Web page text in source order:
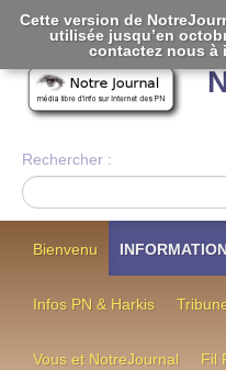
Rechercher :
Bienvenu
Infos PN & Harkis
Vous et NotreJournal Fil
Cette version de
utilisée jusqu’en
contactez nous à